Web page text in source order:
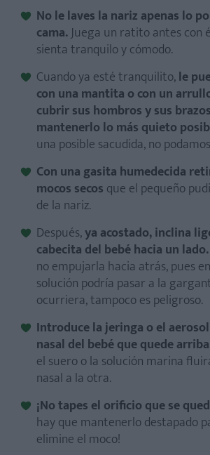
No le laves la nariz apenas lo
cama.Juega un ratito antes con
sienta tranquilo y cómodo.
Cuando ya esté tranquilito,le
con una mantita o con un
cubrir sus hombros y sus
mantenerlo lo más quieto
una posible sacudida, no
Con una gasita humedecida
mocos secos que el pequeño
de la nariz.
Después,ya acostado, inclina
cabecita del bebé hacia un lado.
no empujarla hacia atrás, pues
solución podría pasar a la
ocurriera, tampoco es peligroso.
Introduce la jeringa o el
nasal del bebé que quede
el suero o la solución marina
nasal a la otra.
¡No tapes el orificio que se
hay que mantenerlo destapado
elimine el moco!